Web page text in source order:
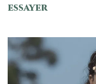
essayer